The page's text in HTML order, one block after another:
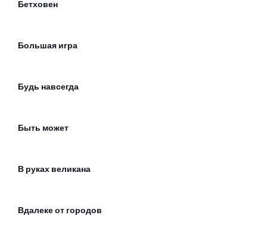
Бетховен
Большая игра
Будь навсегда
Быть может
В руках великана
Вдалеке от городов